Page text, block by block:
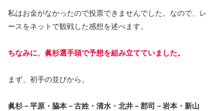
私はお金がなかったので投票できませんでした。なので、レ
ースをネットで観戦した感想を述べます。
ちなみに、眞杉選手頭で予想を組み立てていました。
まず、初手の並びから。
眞杉－平原・脇本－古姓・清水・北井－郡司－岩本・新山